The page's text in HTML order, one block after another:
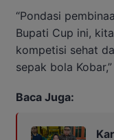
“Pondasi
Bupati Cup ini,
kompetisi sehat
sepak bola
Baca Juga: